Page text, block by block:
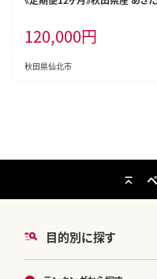
ロ お米 匠 [サンファーム西木 米
g 米 5kg 米 5kg定期便 お米定期
便 あきたこまち ごはん 米 お米]
120,000円
秋田県仙北市
目的別に探す